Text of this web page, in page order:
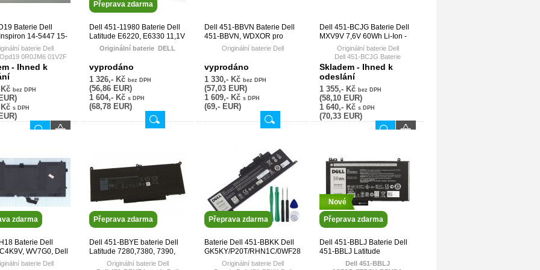
Baterie Dell
14-5447 15-
ODFVYN
7.4V 58Wh Li-Pol -
baterie Dell
0R0JM6 01V2F
1V2F6 58DP4
6PHG8 7P3X9 86JK8
DL011307-PRR13G0
P39F P49G TRHFF
- Ihned k
bez DPH
s DPH
Přeprava zdarma
Dell 451-11980 Baterie Dell
Latitude E6220, E6330 11,1V
65Wh Li-Ion – originální
Originální baterie DELL
Baterie Dell Latitude E6220,
E6330 11,1V 65Wh Li-Ion
09K6P, 0F7W7V, 11HYV, 312-
1239, 312-1241, 312-1381,
3W2YX, 451-11702, 451-11703,
451-11704, 451-11979, 451-
11980, 5X317, 7FF1K, 7M0N5,
K4CP5, K94X6, KFHT8, MHPKF,
NGXCJ, R8R6F, RCG54,
RFJMW, RXJR6, FRROG,
V7M6R, WJ38, WJ383, WRP9M,
Y0WYY, Y40R5, Y61CV, YJNKK
vyprodáno
1 326,- Kč bez DPH
(56,86 EUR)
1 604,- Kč s DPH
(68,78 EUR)
Dell 451-BBVN Baterie Dell
451-BBVN, WDXOR pro
Inspiron 5378, 5379, 5567,
5770, Vostro 5468, 5568,
5471, 5581 11,­4V 42Wh -
originální
Originální baterie Dell
WDX0R WDXOR 3CRH3 T2JX4
vyprodáno
1 330,- Kč bez DPH
(57,03 EUR)
1 609,- Kč s DPH
(69,- EUR)
Dell 451-BCJG Baterie Dell
MXV9V 7,6V 60Wh Li-Ion -
originálníOriginální baterie Dell
Dell 451-BCJG Baterie
DellMXV9V
7,6V 60Wh Li-Ion -
originální
PN: 451-BCJG
PN2: 829MX, K4Y2J, 5VC2M, N2K62, WXW80, CR8V9, MXV9V
Skladem - Ihned k
odeslání
1 355,- Kč bez DPH
(58,10 EUR)
1 640,- Kč s DPH
(70,33 EUR)
zdarma
Baterie Dell
WV7G0, Dell
XPS13 7,4V 55Wh -
baterie Dell
Přeprava zdarma
Dell 451-BBYE baterie Dell
Latitude 7280,7380, 7390,
7480, 7490 7,6V 60Wh -
Originální baterie Dell
Přeprava zdarma
Baterie Dell 451-BBKK Dell
GK5KY/P20T/RHN1C/0WF28/451-
BBKJ 11,1V 43Wh Li-Ion -
Originální baterie Dell
Nové
Přeprava zdarma
Dell 451-BBLJ Baterie Dell
451-BBLJ Latitude
3100,3150,3160,E5250,E5450,E5550
Dell 451-BBLJ